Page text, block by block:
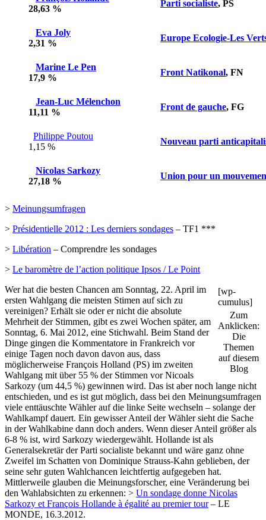
28,63 %
Parti socialiste, PS
Eva Joly
2,31 %
Europe Ecologie-Les
Marine Le Pen
17,9 %
Front Natikonal, FN
Jean-Luc Mélenchon
11,11 %
Front de gauche, FG
Philippe Poutou
1,15 %
Nouveau parti
Nicolas Sarkozy
27,18 %
Union pour un
> Meinungsumfragen
> Présidentielle 2012 : Les derniers sondages – TF1 ***
> Libération – Comprendre les sondages
> Le baromètre de l’action politique Ipsos / Le Point
[wp-
cumulus]
Zum
Anklicken:
Die
Themen
auf diesem
Blog
Wer hat die besten Chancen am Sonntag, 22. April im
ersten Wahlgang die meisten Stimen auf sich zu
vereinigen? Erhält sie oder er nicht die absolute
Mehrheit der Stimmen, gibt es zwei Wochen später, am
Sonntag, 6. Mai 2012, eine Stichwahl. Beim Stand der
Dinge gingen die Kommentatore in Frankreich vor
einige Tagen noch davon davon aus, dass
möglicherweise François Holland (PS) im zweiten
Wahlgang mit über 55 % der Stimmen vor Nicoals
Sarkozy (um 44,5 %) gewinnen wird. Das ist aber noch lange nicht
entschieden, und es ist gut möglich, dass bei den Meinungsumfragen
viele enttäuschte Wähler auf die linke Seite wechseln – solange der
Wahlkampf dauert. Ein gewisser Anteil der Wähler sieht die Sache
in der Wahlkabine dann doch anders. Wenn dieser Anteil größer als
6-8 % ist, wird Sarkozy wiedergewählt. Hollande ist als
Generalsekretär der Parti socialiste bekannt und wäre ganz ohne
Zweifel im Schatten von Dominique Strauss-Kahn geblieben, der
seine sehr guten Wahlchancen leichtfertig aufgegeben hat.
Mittlerweile glauben die Meinungsforscher, eine Veränderung bei
den Wahlabsichten zu erkennen: > Un sondage donne Nicolas
Sarkozy et François Hollande à égalité au premier tour– LE
MONDE, 16.3.2012.